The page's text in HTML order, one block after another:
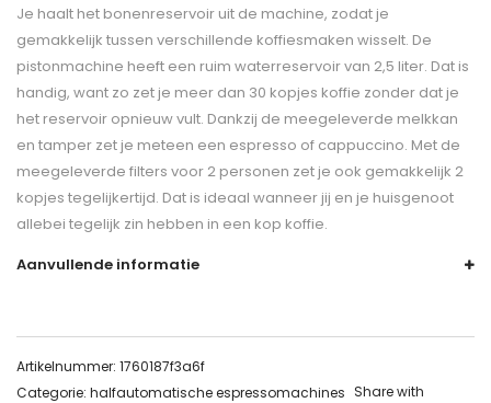
Je haalt het bonenreservoir uit de machine, zodat je
gemakkelijk tussen verschillende koffiesmaken wisselt. De
pistonmachine heeft een ruim waterreservoir van 2,5 liter. Dat is
handig, want zo zet je meer dan 30 kopjes koffie zonder dat je
het reservoir opnieuw vult. Dankzij de meegeleverde melkkan
en tamper zet je meteen een espresso of cappuccino. Met de
meegeleverde filters voor 2 personen zet je ook gemakkelijk 2
kopjes tegelijkertijd. Dat is ideaal wanneer jij en je huisgenoot
allebei tegelijk zin hebben in een kop koffie.
Aanvullende informatie
Artikelnummer: 1760187f3a6f
Categorie: halfautomatische espressomachines Share with